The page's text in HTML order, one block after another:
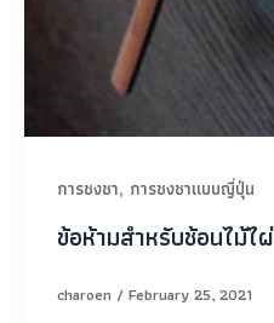
การชงชา, การชงชาแบบญี่ปุ่น
ข้อห้ามสำหรับช้อนไม้ไผ่
charoen / February 25, 2021